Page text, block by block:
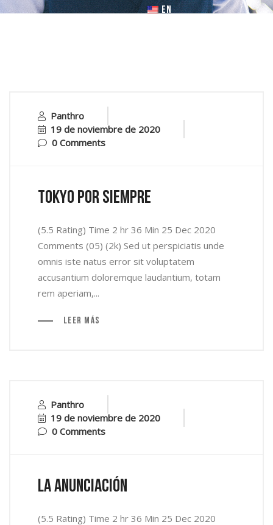
EN
Panthro
19 de noviembre de 2020
0 Comments
Tokyo por Siempre
(5.5 Rating) Time 2 hr 36 Min 25 Dec 2020
Comments (05) (2k) Sed ut perspiciatis unde
omnis iste natus error sit voluptatem
accusantium doloremque laudantium, totam
rem aperiam,...
Leer más
Panthro
19 de noviembre de 2020
0 Comments
La Anunciación
(5.5 Rating) Time 2 hr 36 Min 25 Dec 2020